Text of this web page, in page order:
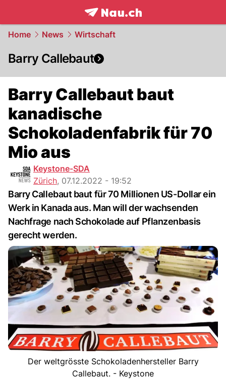
frontpage.NAU.ch
Home News Wirtschaft
Barry Callebaut
Barry Callebaut baut
kanadische
Schokoladenfabrik für 70
Mio aus
Keystone-SDA
Zürich, 07.12.2022 - 19:52
Barry Callebaut baut für 70 Millionen US-Dollar ein
Werk in Kanada aus. Man will der wachsenden
Nachfrage nach Schokolade auf Pflanzenbasis
gerecht werden.
Der weltgrösste Schokoladenhersteller Barry
Callebaut. - Keystone